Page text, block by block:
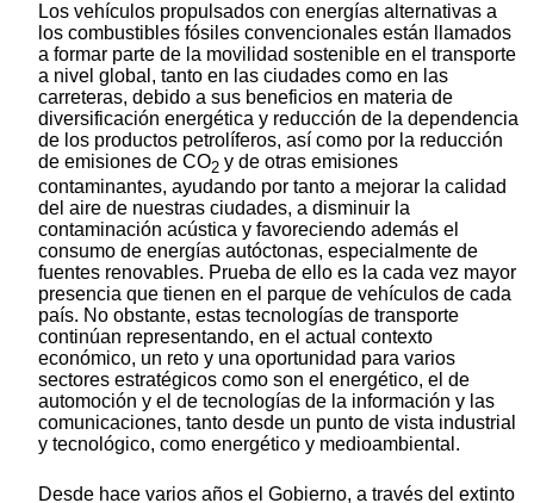
Los vehículos propulsados con energías alternativas a
los combustibles fósiles convencionales están llamados
a formar parte de la movilidad sostenible en el transporte
a nivel global, tanto en las ciudades como en las
carreteras, debido a sus beneficios en materia de
diversificación energética y reducción de la dependencia
de los productos petrolíferos, así como por la reducción
de emisiones de CO2 y de otras emisiones
contaminantes, ayudando por tanto a mejorar la calidad
del aire de nuestras ciudades, a disminuir la
contaminación acústica y favoreciendo además el
consumo de energías autóctonas, especialmente de
fuentes renovables. Prueba de ello es la cada vez mayor
presencia que tienen en el parque de vehículos de cada
país. No obstante, estas tecnologías de transporte
continúan representando, en el actual contexto
económico, un reto y una oportunidad para varios
sectores estratégicos como son el energético, el de
automoción y el de tecnologías de la información y las
comunicaciones, tanto desde un punto de vista industrial
y tecnológico, como energético y medioambiental.
Desde hace varios años el Gobierno, a través del extinto